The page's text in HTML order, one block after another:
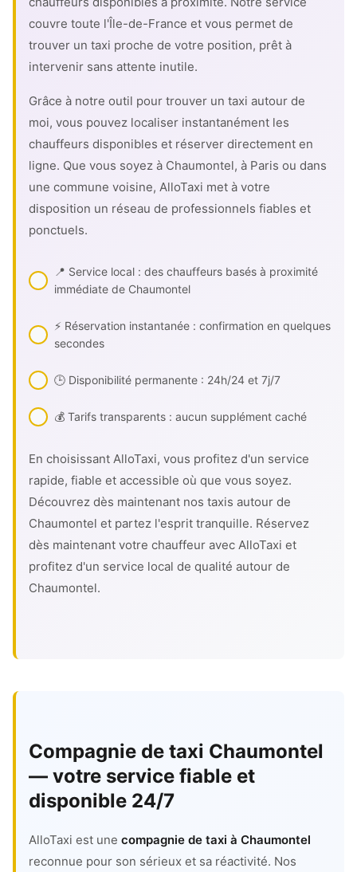
couvre toute l'Île-de-France et vous permet de
trouver un taxi proche de votre position, prêt à
intervenir sans attente inutile.
Grâce à notre outil pour trouver un taxi autour de
moi, vous pouvez localiser instantanément les
chauffeurs disponibles et réserver directement en
ligne. Que vous soyez à Chaumontel, à Paris ou dans
une commune voisine, AlloTaxi met à votre
disposition un réseau de professionnels fiables et
ponctuels.
📍 Service local : des chauffeurs basés à proximité
immédiate de Chaumontel
⚡ Réservation instantanée : confirmation en quelques
secondes
🕒 Disponibilité permanente : 24h/24 et 7j/7
💰 Tarifs transparents : aucun supplément caché
En choisissant AlloTaxi, vous profitez d'un service
rapide, fiable et accessible où que vous soyez.
Découvrez dès maintenant nos taxis autour de
Chaumontel et partez l'esprit tranquille. Réservez
dès maintenant votre chauffeur avec AlloTaxi et
profitez d'un service local de qualité autour de
Chaumontel.
Compagnie de taxi Chaumontel
— votre service fiable et
disponible 24/7
AlloTaxi est une compagnie de taxi à Chaumontel
reconnue pour son sérieux et sa réactivité. Nos